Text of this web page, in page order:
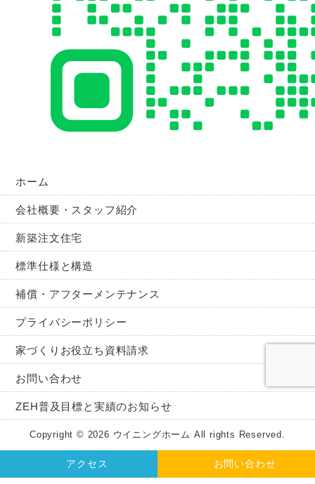
アクセス お問い合わせ
ホーム
会社概要・スタッフ紹介
新築注文住宅
標準仕様と構造
補償・アフターメンテナンス
プライバシーポリシー
家づくりお役立ち資料請求
お問い合わせ
ZEH普及目標と実績のお知らせ
Copyright © 2026 ウイニングホーム All rights Reserved.